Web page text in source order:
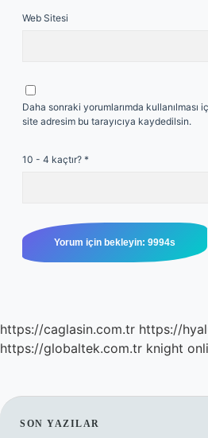
Web Sitesi
Daha sonraki yorumlarımda kullanılması
site adresim bu tarayıcıya kaydedilsin.
10 - 4 kaçtır? *
https://caglasin.com.tr https://
https://globaltek.com.tr knight
SON YAZILAR